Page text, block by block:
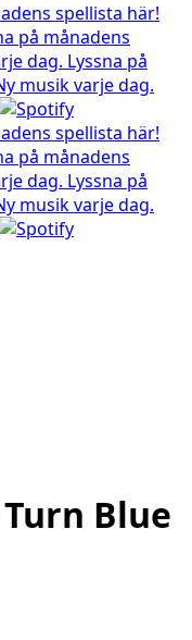
spellista här!
på månadens
dag. Lyssna på
musik varje dag.
spellista här!
på månadens
dag. Lyssna på
musik varje dag.
Blue